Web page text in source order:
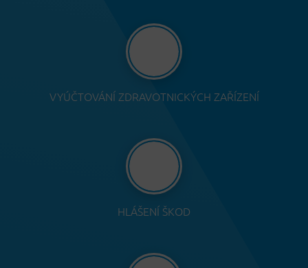
VYÚČTOVÁNÍ ZDRAVOTNICKÝCH ZAŘÍZENÍ
HLÁŠENÍ ŠKOD